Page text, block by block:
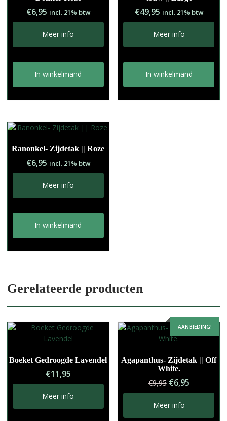
€6,95 incl. 21% btw
Meer info
In winkelmand
€49,95 incl. 21% btw
Meer info
In winkelmand
Ranonkel- Zijdetak || Roze
€6,95 incl. 21% btw
Meer info
In winkelmand
Gerelateerde producten
Boeket Gedroogde Lavendel
€11,95
Meer info
AANBIEDING!
Agapanthus- Zijdetak || Off
White.
€9,95
prijs
was:
€9,95.
€6,95Huidige
prijs
€6,95.
Meer info